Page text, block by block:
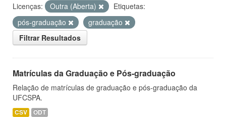
Licenças: Outra (Aberta)
Etiquetas:
pós-graduação
graduação
Filtrar Resultados
Matrículas da Graduação e Pós-graduação
Relação de matrículas de graduação e pós-graduação da
UFCSPA.
CSV ODT